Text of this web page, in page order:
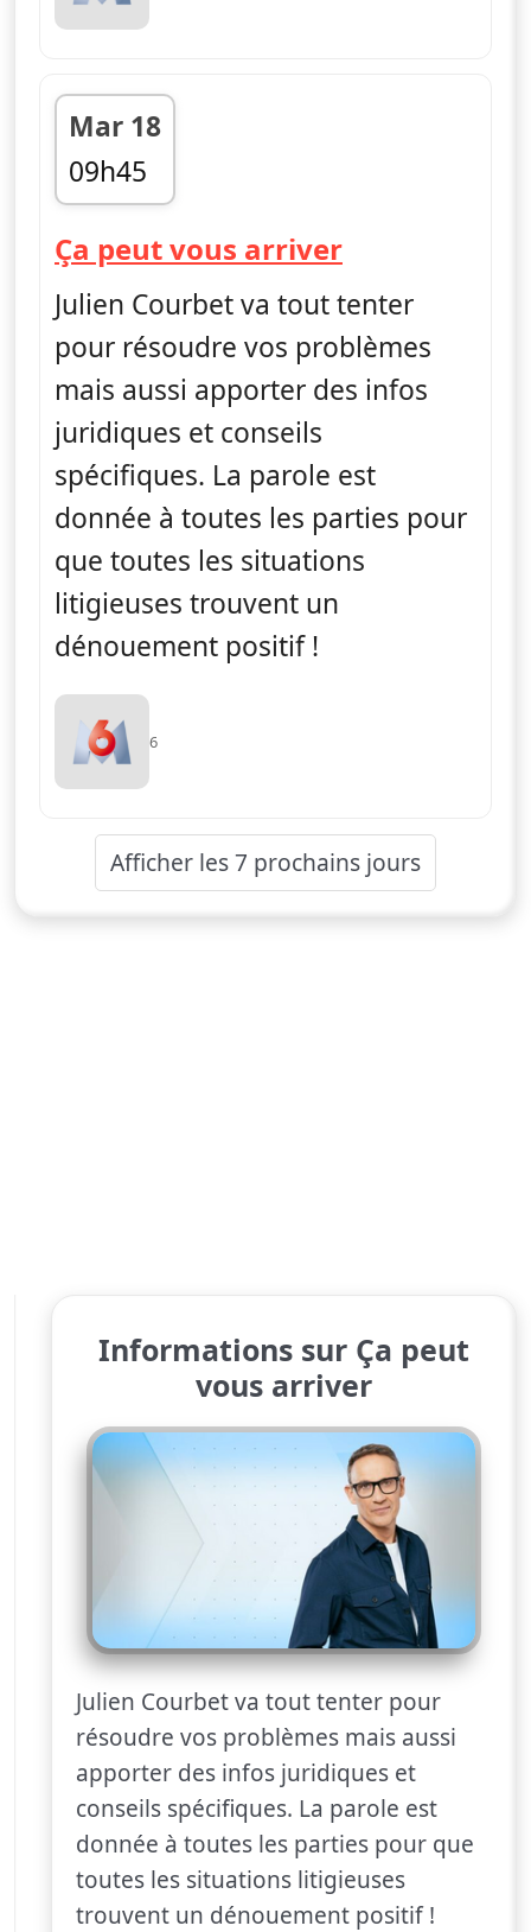
Mar 18
09h45
fin 11h30
Ça peut vous arriver— Ça peut
Julien Courbet va tout tenter
pour résoudre vos problèmes
mais aussi apporter des infos
juridiques et conseils
spécifiques. La parole est
donnée à toutes les parties pour
que toutes les situations
litigieuses trouvent un
dénouement positif !
6
Afficher les 7 prochains jours
Informations sur Ça peut
vous arriver
Julien Courbet va tout tenter pour
résoudre vos problèmes mais aussi
apporter des infos juridiques et
conseils spécifiques. La parole est
donnée à toutes les parties pour que
toutes les situations litigieuses
trouvent un dénouement positif !